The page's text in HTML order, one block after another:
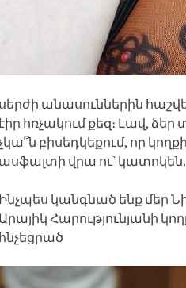
սերժի անասուններին
էիր հռչակում քեզ։ Լավ,
չկա՞ն բիսեդկեքում, որ
ասֆալտի վրա ու՝
Ինչպես կանգնած ենք մեր
Արայիկ Հարությունյանի
հնչեցրած